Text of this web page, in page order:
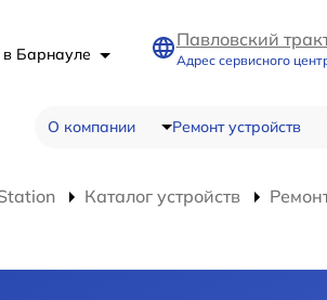
в Барнауле
Павловский
Адрес сервисного
О компании Ремонт устройств
Каталог устройств